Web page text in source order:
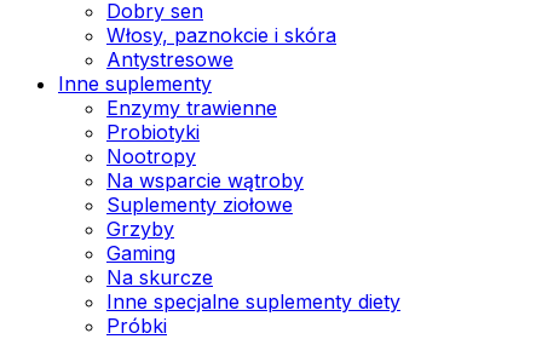
Dobry sen
Włosy, paznokcie i skóra
Antystresowe
Inne suplementy
Enzymy trawienne
Probiotyki
Nootropy
Na wsparcie wątroby
Suplementy ziołowe
Grzyby
Gaming
Na skurcze
Inne specjalne suplementy diety
Próbki